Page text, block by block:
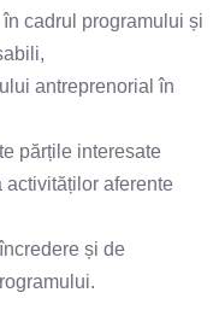
cadrul programului și
antreprenorial în
părțile interesate
activităților aferente
și de